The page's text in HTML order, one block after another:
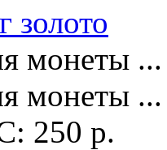
золото
монеты ...
монеты ...
250 р.